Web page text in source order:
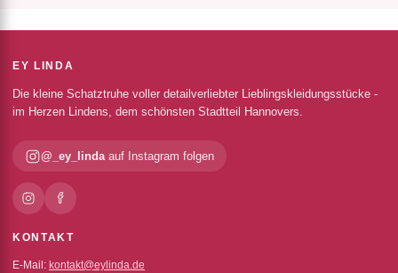
EY LINDA
Die kleine Schatztruhe voller detailverliebter Lieblingskleidungsstücke -
im Herzen Lindens, dem schönsten Stadtteil Hannovers.
@_ey_lindaauf Instagram folgen
KONTAKT
E-Mail: kontakt@eylinda.de